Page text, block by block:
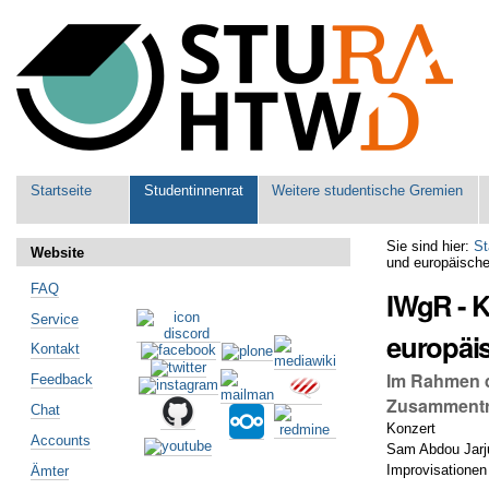
Werkzeuge
Sektionen
Startseite Studentinnenrat Weitere studentische Gremien
Sie sind hier:
und
IWgR -
Im Rahmen
Konzert
Sam Abdou
Website
FAQ
Service
Kontakt
Feedback
Chat
Accounts
Ämter